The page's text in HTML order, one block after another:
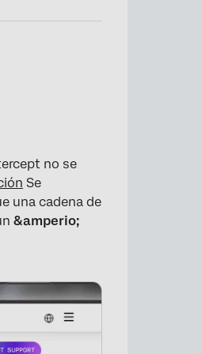
×
no se
Se
una cadena de
&amperio;